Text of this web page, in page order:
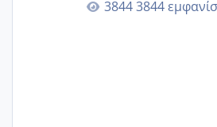
🙏🏼🙏🏼 Ας πάμε λοιπόν στο θέμα μου.
3844